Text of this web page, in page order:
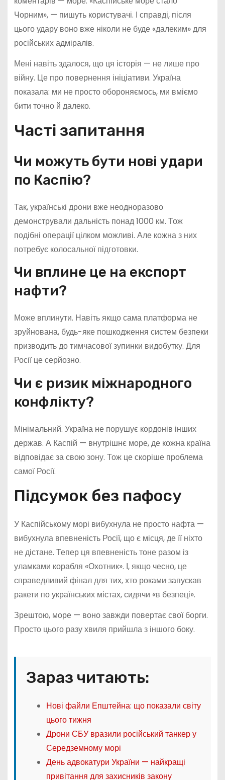
Чорним», — пишуть користувачі. І справді, після
цього удару воно вже ніколи не буде «далеким» для
російських адміралів.
Мені навіть здалося, що ця історія — не лише про
війну. Це про повернення ініціативи. Україна
показала: ми не просто обороняємось, ми вміємо
бити точно й далеко.
Часті запитання
Чи можуть бути нові удари
по Каспію?
Так, українські дрони вже неодноразово
демонстрували дальність понад 1000 км. Тож
подібні операції цілком можливі. Але кожна з них
потребує колосальної підготовки.
Чи вплине це на експорт
нафти?
Може вплинути. Навіть якщо сама платформа не
зруйнована, будь-яке пошкодження систем безпеки
призводить до тимчасової зупинки видобутку. Для
Росії це серйозно.
Чи є ризик міжнародного
конфлікту?
Мінімальний. Україна не порушує кордонів інших
держав. А Каспій — внутрішнє море, де кожна країна
відповідає за свою зону. Тож це скоріше проблема
самої Росії.
Підсумок без пафосу
У Каспійському морі вибухнула не просто нафта —
вибухнула впевненість Росії, що є місця, де її ніхто
не дістане. Тепер ця впевненість тоне разом із
уламками корабля «Охотник». І, якщо чесно, це
справедливий фінал для тих, хто роками запускав
ракети по українських містах, сидячи «в безпеці».
Зрештою, море — воно завжди повертає свої борги.
Просто цього разу хвиля прийшла з іншого боку.
Зараз читають:
Нові файли Епштейна: що показали світу
цього тижня
Дрони СБУ вразили російський танкер у
Середземному морі
День адвокатури України — найкращі
привітання для захисників закону